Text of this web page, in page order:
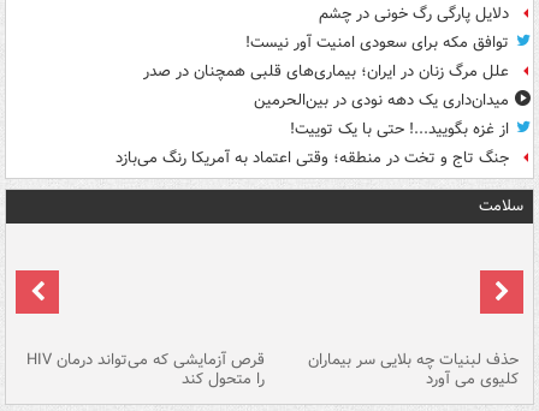
دلایل پارگی رگ خونی در چشم
توافق مکه برای سعودی امنیت آور نیست!
علل مرگ زنان در ایران؛ بیماری‌های قلبی همچنان در صدر
میدان‌داری یک دهه نودی در بین‌الحرمین
از غزه بگویید...! حتی با یک توییت!
جنگ تاج و تخت در منطقه؛ وقتی اعتماد به آمریکا رنگ می‌بازد
سلامت
حذف لبنیات چه بلایی سر بیماران
کلیوی می آورد
قرص آزمایشی که می‌تواند درمان HIV
را متحول کند